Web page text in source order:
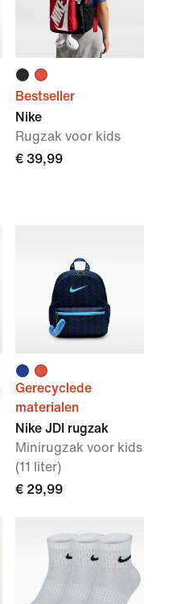
Bestseller
Nike
Rugzak voor kids
€ 39,99
Gerecyclede
materialen
Nike JDI rugzak
Minirugzak voor kids
(11 liter)
€ 29,99